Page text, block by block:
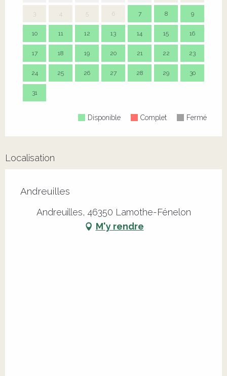
3 4 5 6 7 8 9
10 11 12 13 14 15 16
17 18 19 20 21 22 23
24 25 26 27 28 29 30
31
Disponible Complet Fermé
Localisation
Andreuilles
Andreuilles, 46350 Lamothe-Fénelon
M'y rendre